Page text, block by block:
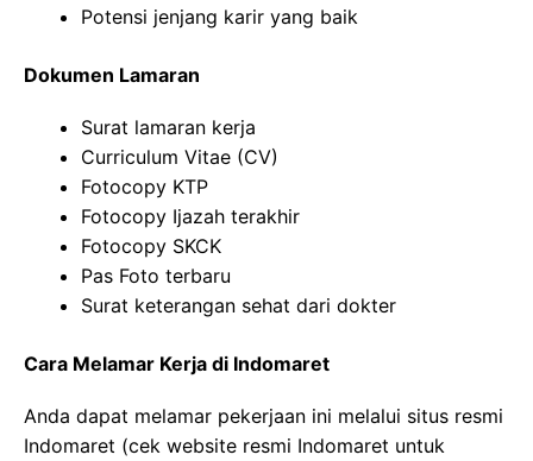
Potensi jenjang karir yang baik
Dokumen Lamaran
Surat lamaran kerja
Curriculum Vitae (CV)
Fotocopy KTP
Fotocopy Ijazah terakhir
Fotocopy SKCK
Pas Foto terbaru
Surat keterangan sehat dari dokter
Cara Melamar Kerja di Indomaret
Anda dapat melamar pekerjaan ini melalui situs resmi
Indomaret (cek website resmi Indomaret untuk